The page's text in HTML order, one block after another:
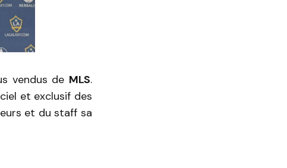
vendus de MLS.
et exclusif des
et du staff sa